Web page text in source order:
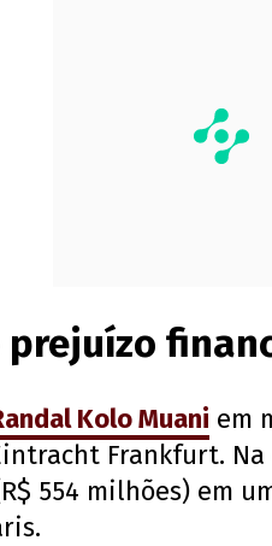
prejuízo
Kolo Muani em
Frankfurt.
554 milhões) em